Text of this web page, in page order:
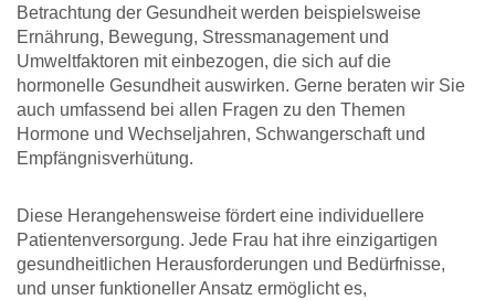
Betrachtung der Gesundheit werden beispielsweise
Ernährung, Bewegung, Stressmanagement und
Umweltfaktoren mit einbezogen, die sich auf die
hormonelle Gesundheit auswirken. Gerne beraten wir Sie
auch umfassend bei allen Fragen zu den Themen
Hormone und Wechseljahren, Schwangerschaft und
Empfängnisverhütung.
Diese Herangehensweise fördert eine individuellere
Patientenversorgung. Jede Frau hat ihre einzigartigen
gesundheitlichen Herausforderungen und Bedürfnisse,
und unser funktioneller Ansatz ermöglicht es,